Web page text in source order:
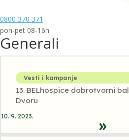
0800 370 371
pon-pet 08-16h
Generali
Vesti i kampanje
13. BELhospice dobrotvorni
Dvoru
10. 9. 2023.